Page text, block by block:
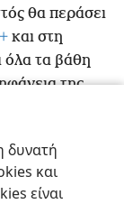
δυνατή
και
είναι
θα περάσει
+ και στη
όλα τα βάθη
της
και θα
+λέει ο